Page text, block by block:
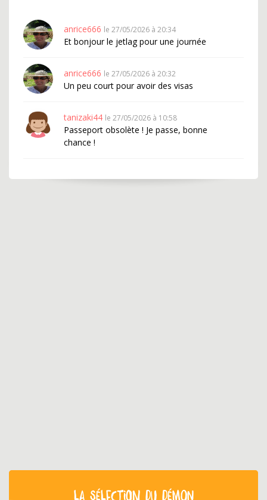
anrice666 le 27/05/2026 à 20:34
Et bonjour le jetlag pour une journée
anrice666 le 27/05/2026 à 20:32
Un peu court pour avoir des visas
tanizaki44 le 27/05/2026 à 10:58
Passeport obsolète ! Je passe, bonne
chance !
LA SÉLECTION DU DÉMON